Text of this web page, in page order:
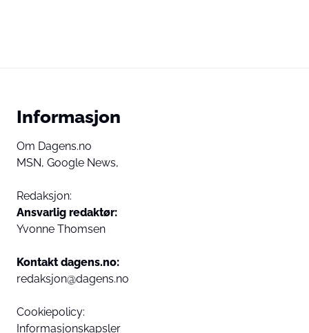
Informasjon
Om Dagens.no
MSN, Google News,
Redaksjon:
Ansvarlig redaktør:
Yvonne Thomsen
Kontakt dagens.no:
redaksjon@dagens.no
Cookiepolicy:
Informasjonskapsler